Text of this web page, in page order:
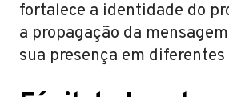
fortalece a identidade do
a propagação da
sua presença em